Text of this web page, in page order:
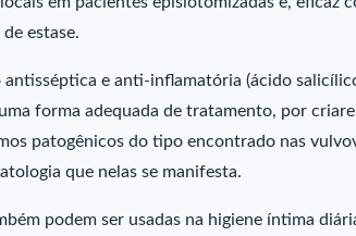
estase.
antisséptica e anti-inflamatória (ácido
forma adequada de tratamento, por
patogênicos do tipo encontrado nas
que nelas se manifesta.
podem ser usadas na higiene íntima